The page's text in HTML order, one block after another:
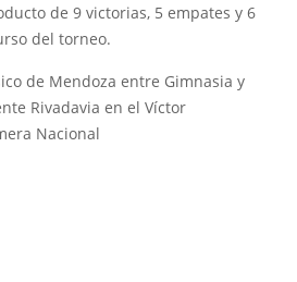
de 9 victorias, 5 empates y 6
del torneo.
de Mendoza entre Gimnasia y
Rivadavia en el Víctor
Nacional